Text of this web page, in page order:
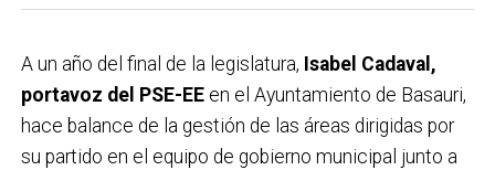
A un año del final de la legislatura, Isabel Cadaval,
portavoz del PSE-EEen el Ayuntamiento de Basauri,
hace balance de la gestión de las áreas dirigidas por
su partido en el equipo de gobierno municipal junto a